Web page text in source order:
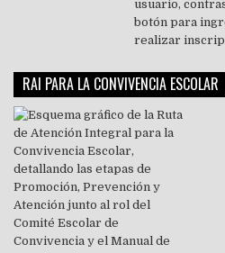
RAI PARA LA CONVIVENCIA ESCOLAR